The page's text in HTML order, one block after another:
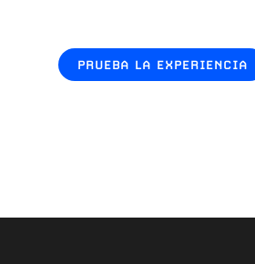
PRUEBA LA EXPERIENCIA